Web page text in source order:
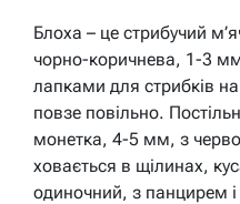
Блоха – це стрибучий
чорно-коричнева, 1-3
лапками для стрибків
повзе повільно.
монетка, 4-5 мм, з
ховається в щілинах,
одиночний, з панцирем